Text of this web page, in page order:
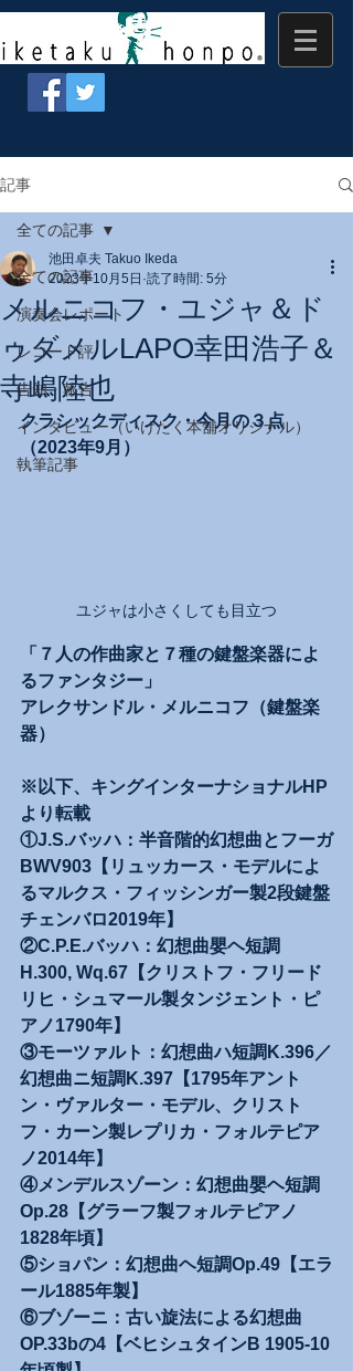
記事
全ての記事
演奏会レポート
レコード評
告知・報告
インタビュー（いけたく本舗オリジナル）
執筆記事
全ての記事
メルニコフ・ユジャ＆ド
ゥダメルLAPO幸田浩子＆
寺嶋陸也
池田卓夫 Takuo Ikeda
2023年10月5日 読了時間: 5分
クラシックディスク・今月の３点
（2023年9月）
ユジャは小さくしても目立つ
「７人の作曲家と７種の鍵盤楽器によ
るファンタジー」
アレクサンドル・メルニコフ（鍵盤楽
器）
※以下、キングインターナショナルHP
より転載
①J.S.バッハ：半音階的幻想曲とフーガ
BWV903【リュッカース・モデルによ
るマルクス・フィッシンガー製2段鍵盤
チェンバロ2019年】
②C.P.E.バッハ：幻想曲嬰ヘ短調
H.300, Wq.67【クリストフ・フリード
リヒ・シュマール製タンジェント・ピ
アノ1790年】
③モーツァルト：幻想曲ハ短調K.396／
幻想曲ニ短調K.397【1795年アント
ン・ヴァルター・モデル、クリスト
フ・カーン製レプリカ・フォルテピア
ノ2014年】
④メンデルスゾーン：幻想曲嬰ヘ短調
Op.28【グラーフ製フォルテピアノ
1828年頃】
⑤ショパン：幻想曲ヘ短調Op.49【エラ
ール1885年製】
⑥ブゾーニ：古い旋法による幻想曲
OP.33bの4【ベヒシュタインB 1905-10